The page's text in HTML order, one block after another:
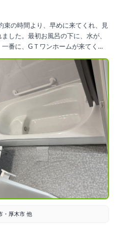
束の時間より、早めに来てくれ、見
した。最初お風呂の下に、水が、
番に、GＴワンホームが来てくま
、時間を変更してとか言われ、一社
、一番お安かった。ただ、お風呂
、リフォームすることにしまし
せて頂き打合せが、迅速で、良かっ
・厚木市 他